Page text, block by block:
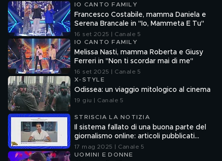
IO CANTO FAMILY
Francesco Costabile, mamma Daniela e
Serena Brancale in "Io, Mammeta E Tu"
16 set 2025 | Canale 5
IO CANTO FAMILY
Melissa Nasti, mamma Roberta e Giusy
Ferreri in "Non ti scordar mai di me"
16 set 2025 | Canale 5
X-STYLE
Odissea: un viaggio mitologico al cinema
19 giu | Canale 5
STRISCIA LA NOTIZIA
Il sistema fallato di una buona parte del
giornalismo online: articoli pubblicati
senza la verifica delle fonti
17 mag 2025 | Canale 5
UOMINI E DONNE